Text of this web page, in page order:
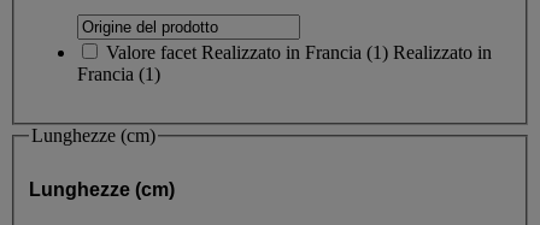
Valore facet Realizzato in Francia (1) Realizzato in
Francia (1)
Lunghezze (cm)
Lunghezze (cm)